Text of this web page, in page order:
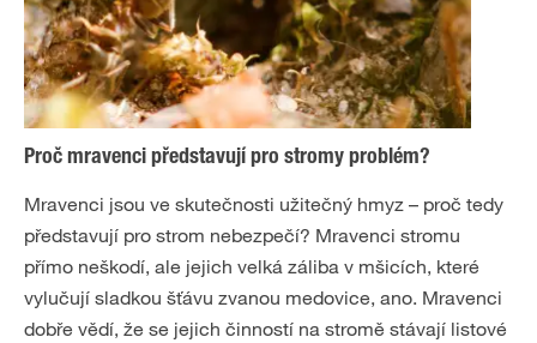
Proč mravenci představují pro stromy problém?
Mravenci jsou ve skutečnosti užitečný hmyz – proč tedy
představují pro strom nebezpečí? Mravenci stromu
přímo neškodí, ale jejich velká záliba v mšicích, které
vylučují sladkou šťávu zvanou medovice, ano. Mravenci
dobře vědí, že se jejich činností na stromě stávají listové